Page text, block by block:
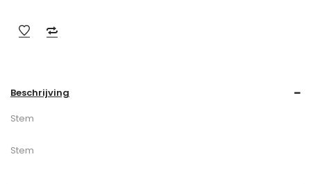
Beschrijving
Stem
Stem